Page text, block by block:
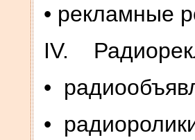
• рекламные
IV.
•
•